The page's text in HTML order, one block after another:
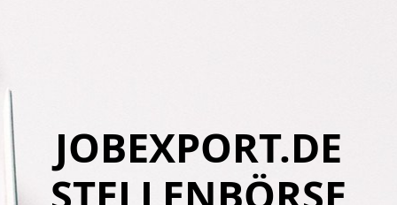
JOBEXPORT.DE